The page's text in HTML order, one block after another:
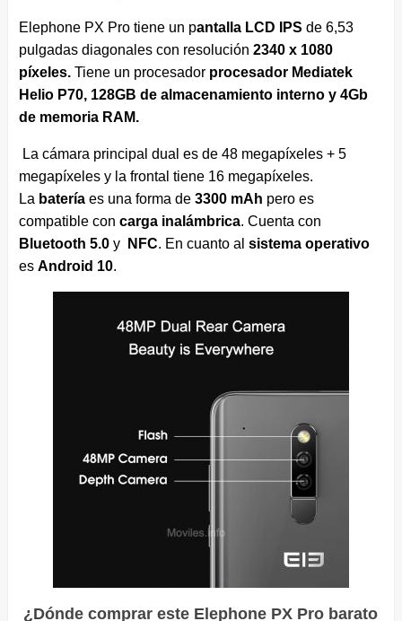
Elephone PX Pro tiene un pantalla LCD IPS de 6,53
pulgadas diagonales con resolución 2340 x 1080
píxeles. Tiene un procesador procesador Mediatek
Helio P70, 128GB de almacenamiento interno y 4Gb
de memoria RAM.
La cámara principal dual es de 48 megapíxeles + 5
megapíxeles y la frontal tiene 16 megapíxeles.
La bateríaes una forma de 3300 mAh pero es
compatible con carga inalámbrica. Cuenta con
Bluetooth 5.0y NFC. En cuanto al sistema operativo
es Android 10.
¿Dónde comprar este Elephone PX Pro barato